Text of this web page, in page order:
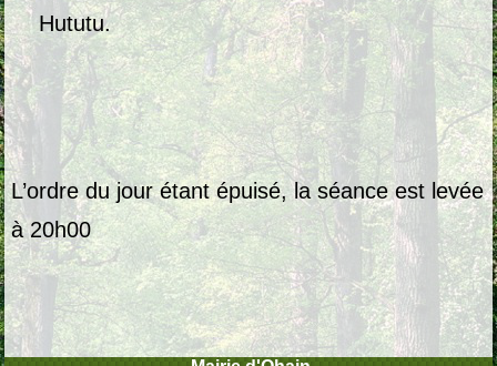
Hututu.
L’ordre du jour étant épuisé, la séance est levée
à 20h00